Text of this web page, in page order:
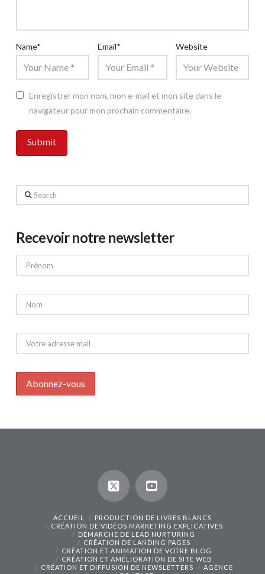
Name* Email* Website
Enregistrer mon nom, mon e-mail et mon site dans le
navigateur pour mon prochain commentaire.
Search
Recevoir notre newsletter
ACCUEIL
PRODUCTION DE LIVRES BLANCS
CRÉATION DE VIDÉOS MARKETING EXPLICATIVES
DÉMARCHE DE LEAD NURTURING
CRÉATION DE LANDING PAGES
CRÉATION ET ANIMATION DE VOTRE BLOG
CRÉATION ET AMÉLIORATION DE SITE WEB
CRÉATION ET DIFFUSION DE NEWSLETTERS
AGENCE